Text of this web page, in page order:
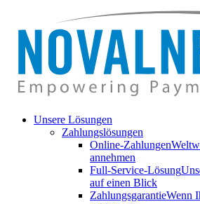
Unsere Lösungen
Zahlungslösungen
Online-Zahlungen
annehmen
Full-Service-Lösung
auf einen Blick
ZahlungsgarantieWenn